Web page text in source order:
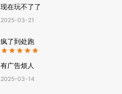
现在玩不了了
2025-03-21
疯了到处跑
有广告烦人
2025-03-14